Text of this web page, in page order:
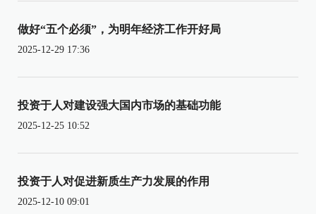
做好“五个必须”，为明年经济工作开好局
2025-12-29 17:36
投资于人对建设强大国内市场的基础功能
2025-12-25 10:52
投资于人对促进新质生产力发展的作用
2025-12-10 09:01